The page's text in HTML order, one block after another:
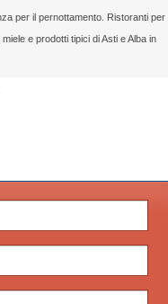
per il pernottamento. Ristoranti per
e prodotti tipici di Asti e Alba in